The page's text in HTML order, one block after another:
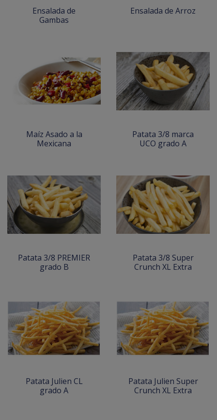
Ensalada de
Gambas
Ensalada de Arroz
Maíz Asado a la
Mexicana
Patata 3/8 marca
UCO grado A
Patata 3/8 PREMIER
grado B
Patata 3/8 Super
Crunch XL Extra
Patata Julien CL
grado A
Patata Julien Super
Crunch XL Extra